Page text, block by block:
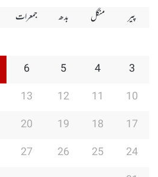
پیر
منگل بدھ جمعرات
3
4
5
6
10
11
12
13
17
18
19
20
24
25
26
27